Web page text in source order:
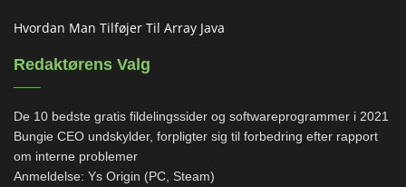
Hvordan Man Tilføjer Til Array Java
Redaktørens Valg
De 10 bedste gratis fildelingssider og softwareprogrammer i 2021
Bungie CEO undskylder, forpligter sig til forbedring efter rapport
om interne problemer
Anmeldelse: Ys Origin (PC, Steam)